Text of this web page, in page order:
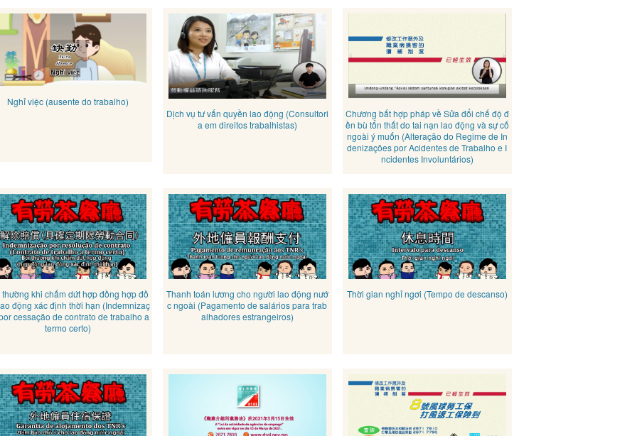
Nghỉ việc (ausente do trabalho)
Dịch vụ tư vấn quyền lao động (Consultori
a em direitos trabalhistas)
Chương bất hợp pháp về Sửa đổi chế độ đ
ền bù tổn thất do tai nạn lao động và sự cố
ngoài ý muốn (Alteração do Regime de In
denizações por Acidentes de Trabalho e I
ncidentes Involuntários)
khi chấm dứt hợp đồng hợp đồ
động xác định thời hạn (Indemnizaç
cessação de contrato de trabalho a
termo certo)
Thanh toán lương cho người lao động nướ
c ngoài (Pagamento de salários para trab
alhadores estrangeiros)
Thời gian nghỉ ngơi (Tempo de descanso)